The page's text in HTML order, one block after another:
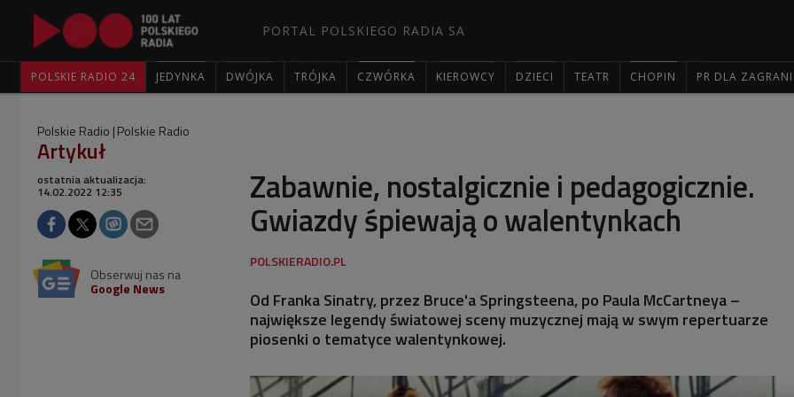
PORTAL POLSKIEGO RADIA SA
POLSKIE RADIO 24 JEDYNKA DWÓJKA TRÓJKA CZWÓRKA KIEROWCY DZIECI TEATR CHOPIN PR DLA
Polskie Radio Polskie Radio
Artykuł
Zabawnie, nostalgicznie i pedagogicznie.
Gwiazdy śpiewają o walentynkach
ostatnia aktualizacja:
14.02.2022 12:35
Obserwuj nas na
Google News
Od Franka Sinatry, przez Bruce'a Springsteena, po Paula McCartneya –
największe legendy światowej sceny muzycznej mają w swym repertuarze
piosenki o tematyce walentynkowej.